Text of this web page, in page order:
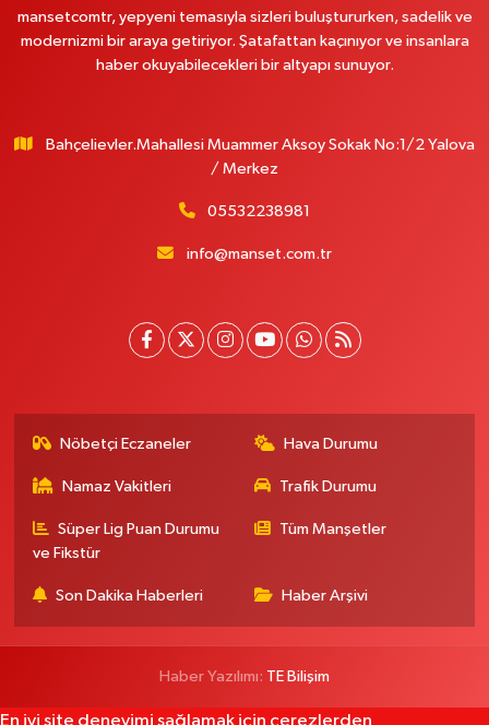
mansetcomtr, yepyeni temasıyla sizleri buluştururken, sadelik ve
modernizmi bir araya getiriyor. Şatafattan kaçınıyor ve insanlara
haber okuyabilecekleri bir altyapı sunuyor.
Bahçelievler.Mahallesi Muammer Aksoy Sokak No:1/2 Yalova
/ Merkez
05532238981
info@manset.com.tr
Nöbetçi Eczaneler Hava Durumu
Namaz Vakitleri Trafik Durumu
Süper Lig Puan Durumu
ve Fikstür
Tüm Manşetler
Son Dakika Haberleri Haber Arşivi
Haber Yazılımı: TE Bilişim
En iyi site deneyimi sağlamak için çerezlerden